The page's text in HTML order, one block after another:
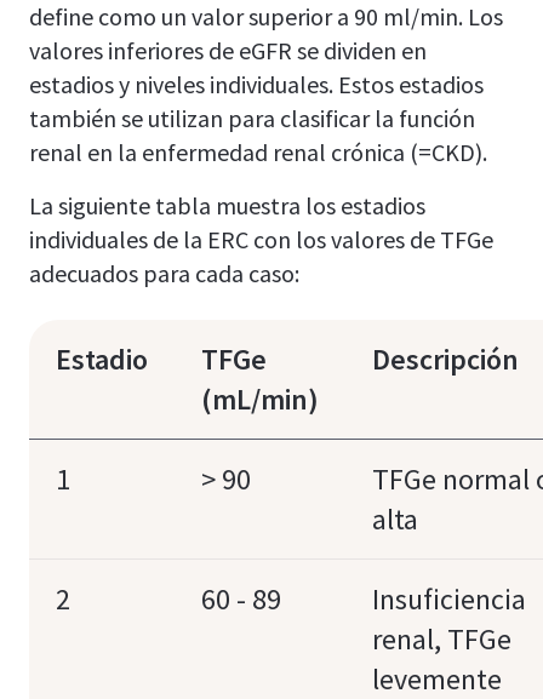
define como un valor superior a 90 ml/min. Los
valores inferiores de eGFR se dividen en
estadios y niveles individuales. Estos estadios
también se utilizan para clasificar la función
renal en la enfermedad renal crónica (=CKD).
La siguiente tabla muestra los estadios
individuales de la ERC con los valores de TFGe
adecuados para cada caso:
Estadio
TFGe
(mL/min)
Descripción
1 > 90
TFGe normal
alta
2 60 - 89
Insuficiencia
renal, TFGe
levemente